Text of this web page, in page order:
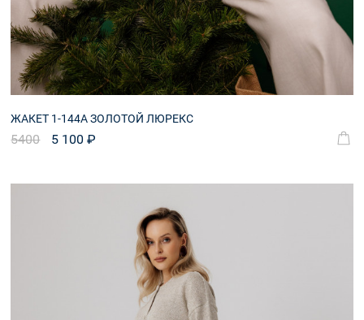
ЖАКЕТ 1-144А ЗОЛОТОЙ ЛЮРЕКС
5400 5 100 ₽